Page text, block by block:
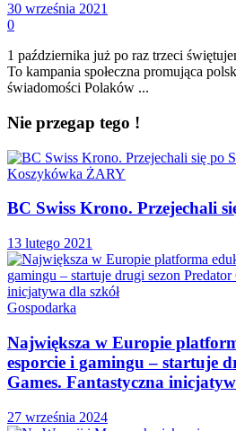
30 września 2021
0
1 października już po raz trzeci
To kampania społeczna promująca
świadomości Polaków ...
Nie przegap tego !
Koszykówka ŻARY
BC Swiss Krono. Przejechali
13 lutego 2021
Gospodarka
Największa w Europie
esporcie i gamingu – startuje
Games. Fantastyczna
27 września 2024